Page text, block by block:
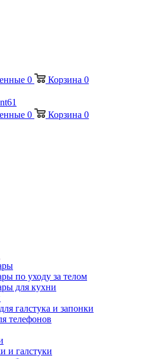
0 Корзина 0
0 Корзина 0
по уходу за телом
для кухни
галстука и запонки
телефонов
и галстуки